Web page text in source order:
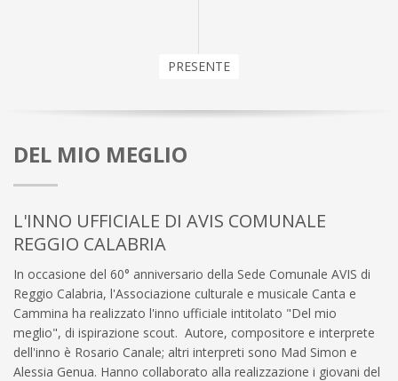
PRESENTE
DEL MIO MEGLIO
L'INNO UFFICIALE DI AVIS COMUNALE
REGGIO CALABRIA
In occasione del 60° anniversario della Sede Comunale AVIS di
Reggio Calabria, l'Associazione culturale e musicale Canta e
Cammina ha realizzato l'inno ufficiale intitolato "Del mio
meglio", di ispirazione scout. Autore, compositore e interprete
dell'inno è Rosario Canale; altri interpreti sono Mad Simon e
Alessia Genua. Hanno collaborato alla realizzazione i giovani del